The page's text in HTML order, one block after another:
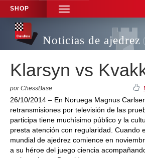
SHOP
TOGGLE
NAVIGATION
Noticias de ajedrez
Klarsyn vs
por ChessBase
26/10/2014 – En Noruega Magnus
retransmisiones por televisión de las
participa tiene muchísimo público y la
presta atención con regularidad. Cuando
mundial de ajedrez comience en
a su héroe del juego ciencia